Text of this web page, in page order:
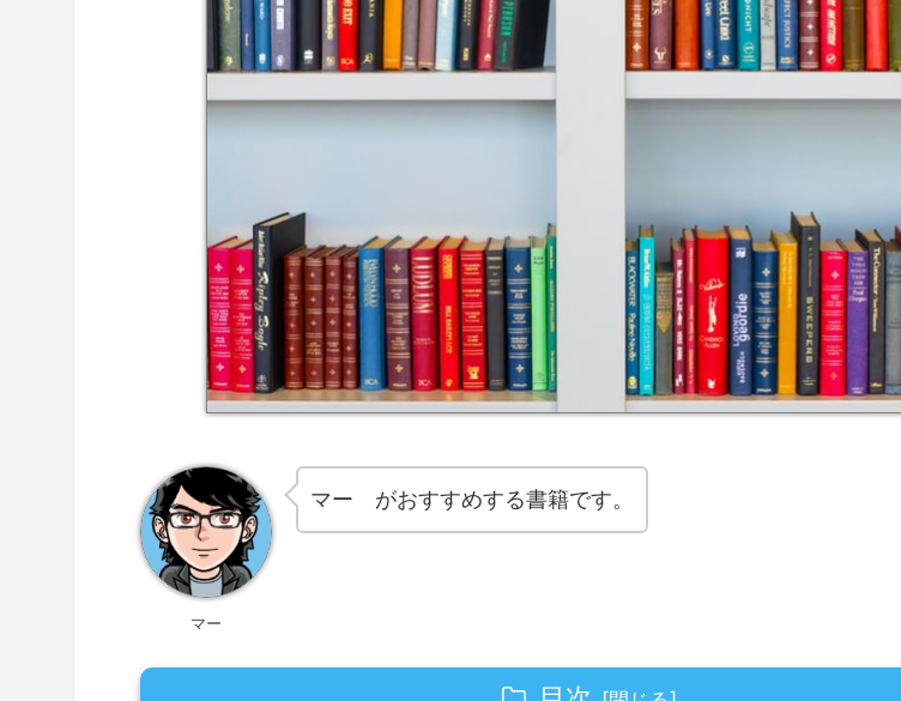
マー
マー がおすすめする書籍です。